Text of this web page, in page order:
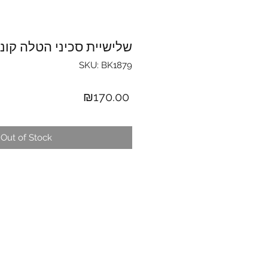
שלישיית סכיני הטלה
SKU: BK1879
₪170.00Price
Out of Stock